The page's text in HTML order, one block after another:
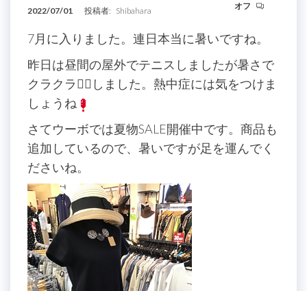
2022/07/01 投稿者: Shibahara オフ
7月に入りました。連日本当に暑いですね。
昨日は昼間の屋外でテニスしましたが暑さで
クラクラ😵‍💫しました。熱中症には気をつけま
しょうね
さてウーボでは夏物SALE開催中です。商品も
追加しているので、暑いですが足を運んでく
ださいね。